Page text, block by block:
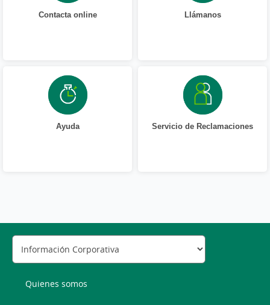
Contacta online Llámanos
Ayuda Servicio de Reclamaciones
Quienes somos